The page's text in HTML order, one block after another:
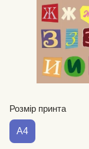
Розмір принта
А4